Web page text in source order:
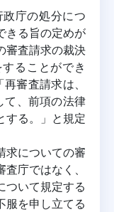
庁の処分につ
きる旨の定めが
審査請求の裁決
ることができ
審査請求は、
、前項の法律
する。」と規定
求についての審
庁ではなく、
ついて規定する
服を申し立てる